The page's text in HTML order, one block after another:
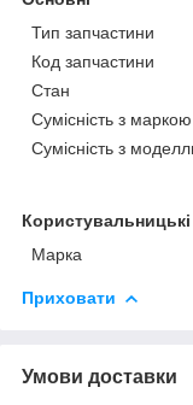
Тип запчастини
Код запчастини
Стан
Сумісність з маркою
Сумісність з
Марка
Приховати
Умови доставки